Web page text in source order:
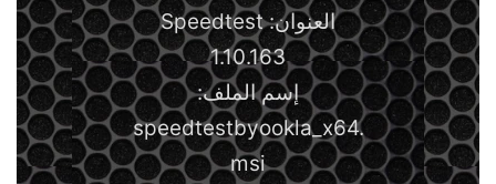
العنوان: Speedtest
1.10.163
إسم الملف:
speedtestbyookla_x64.
msi